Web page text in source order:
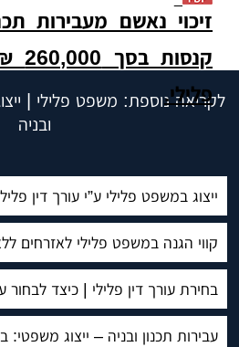
זיכוי נאשם מעבירות
פלילי.
לקריאה נוספת: משפט פלילי |
ובניה
ייצוג במשפט פלילי ע”י עורך דין
קווי הגנה במשפט פלילי לאזרחים
בחירת עורך דין פלילי | כיצד לבחור
עבירות תכנון ובניה – ייצוג משפטי: